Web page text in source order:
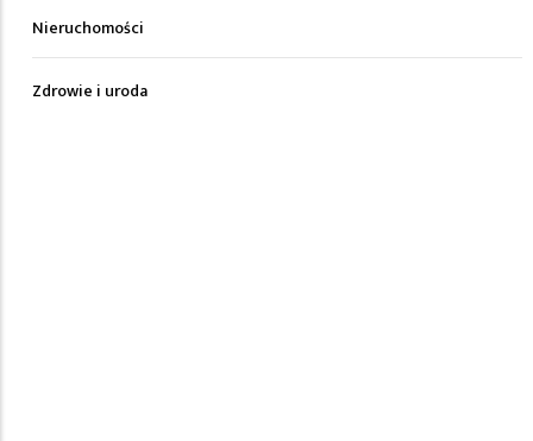
Nieruchomości
Zdrowie i uroda